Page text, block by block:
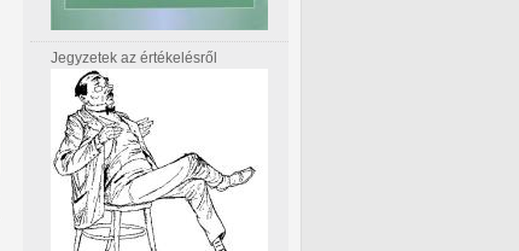
Jegyzetek az értékelésről